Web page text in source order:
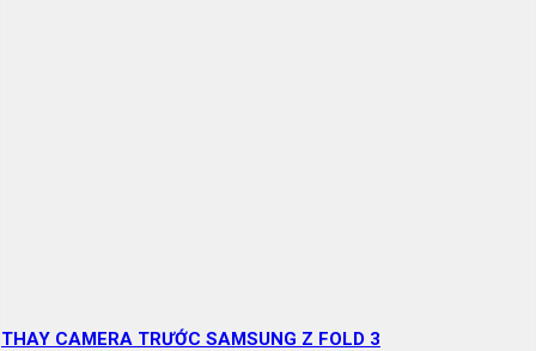
THAY CAMERA TRƯỚC SAMSUNG Z FOLD 3